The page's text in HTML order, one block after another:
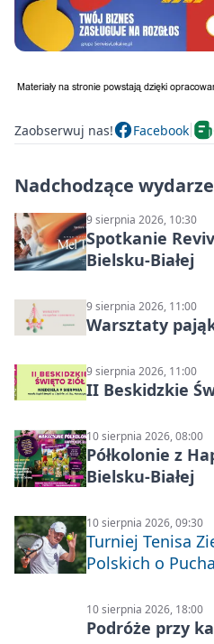
Zaobserwuj nas! Facebook
Nadchodzące
9 sierpnia 2026, 10:30
Spotkanie
Bielsku-Białej
9 sierpnia 2026, 11:00
Warsztaty
9 sierpnia 2026, 11:00
II Beskidzkie
10 sierpnia 2026, 08:00
Półkolonie z
Bielsku-Białej
10 sierpnia 2026, 09:30
Turniej Tenisa
Polskich o
Puchar
Białej
10 sierpnia 2026, 18:00
Podróże przy